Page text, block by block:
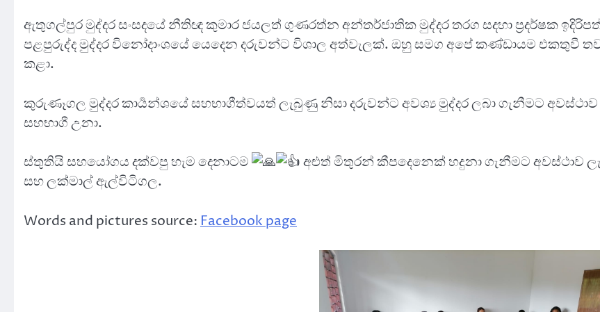
ඇතුගල්පුර මුද්දර සංසදයේ නීතිඥ කුමාර ජයලත් ගුණරත්න අන්තර්ජාතික මුද්දර තරග සදහා ප්‍රදර්ෂක
පළපුරුද්ද මුද්දර විනෝදාංශයේ යෙදෙන දරුවන්ට විශාල අත්වැලක්. ඔහු සමග අපේ කණ්ඩායම එකතුවී
කළා.
කුරුණෑගල මුද්දර කාර්‍යන්ශයේ සහභාගීත්වයත් ලැබුණු නිසා දරුවන්ට අවශ්‍ය මුද්දර ලබා ගැනීමට
සහභාගී උනා.
ස්තුතියි සහයෝගය දක්වපු හැම දෙනාටම
අළුත් මිතුරන් කීපදෙනෙක් හදුනා ගැනීමට අවස්ථාව
සහ ලක්මාල් ඇල්විටිගල.
Words and pictures source: Facebook page